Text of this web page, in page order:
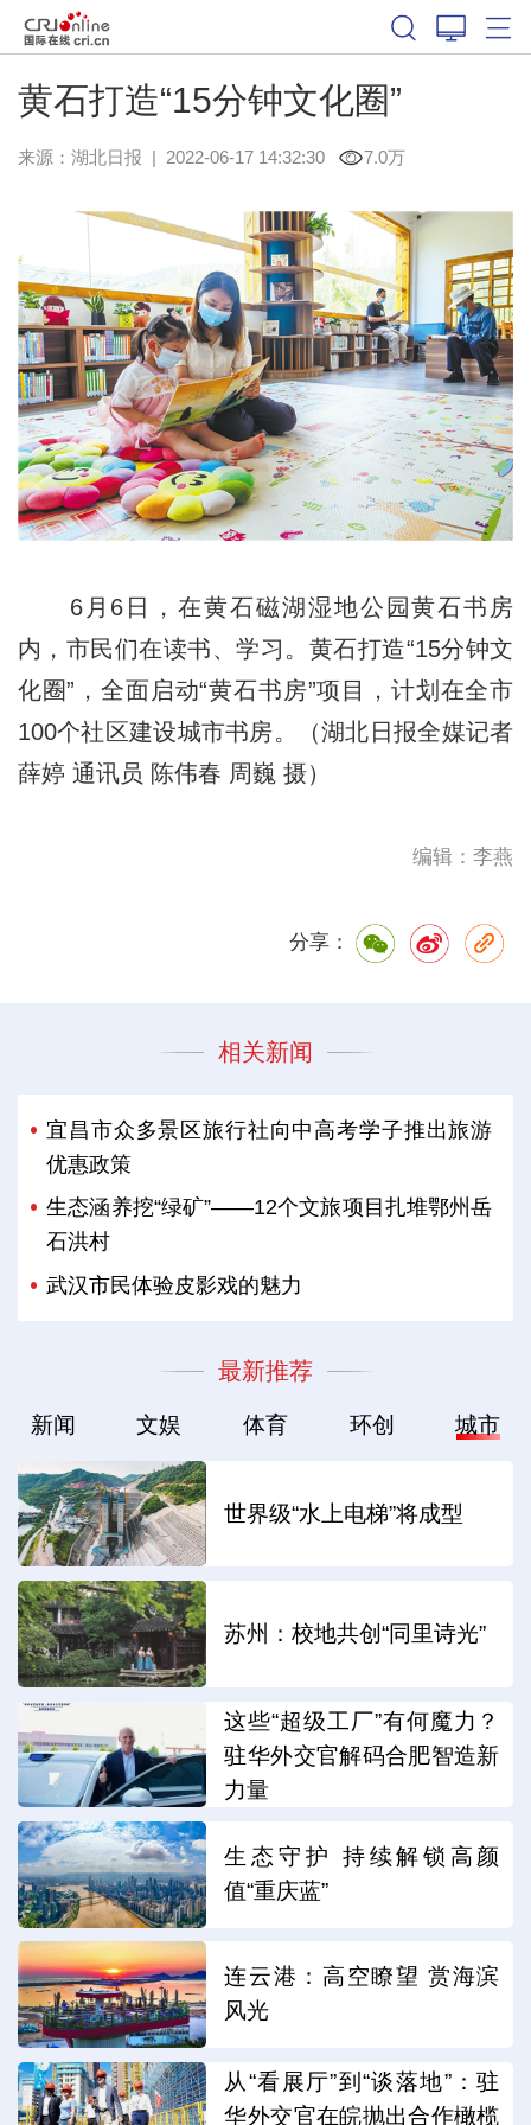
黄石打造“15分钟文化圈”
来源： 湖北日报 | 2022-06-17 14:32:30 7.0万
6月6日，在黄石磁湖湿地公园黄石书房
内，市民们在读书、学习。黄石打造“15分钟文
化圈”，全面启动“黄石书房”项目，计划在全市
100个社区建设城市书房。（湖北日报全媒记者
薛婷 通讯员 陈伟春 周巍 摄）
编辑：李燕
分享：
相关新闻
宜昌市众多景区旅行社向中高考学子推出旅游
优惠政策
生态涵养挖“绿矿”——12个文旅项目扎堆鄂州岳
石洪村
武汉市民体验皮影戏的魅力
最新推荐
新闻 文娱 体育 环创 城市
世界级“水上电梯”将成型
苏州：校地共创“同里诗光”
这些“超级工厂”有何魔力？
驻华外交官解码合肥智造新
力量
生态守护 持续解锁高颜
值“重庆蓝”
连云港：高空瞭望 赏海滨
风光
从“看展厅”到“谈落地”：驻
华外交官在皖抛出合作橄榄